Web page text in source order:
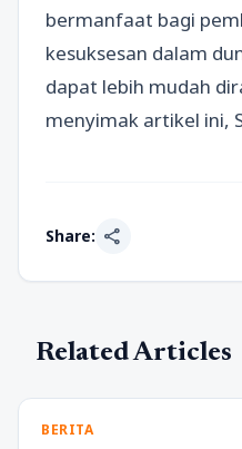
bermanfaat bagi
kesuksesan dalam
dapat lebih mudah
menyimak artikel ini,
Share: share
Related Articles
BERITA